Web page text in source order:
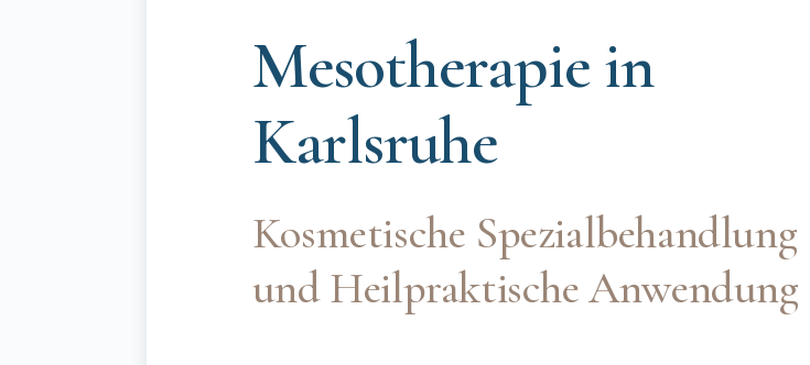
Mesotherapie in
Karlsruhe
Kosmetische Spezialbehandlung
und Heilpraktische Anwendung